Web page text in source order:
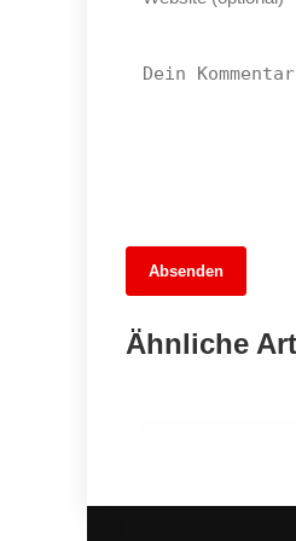
Absenden
Ähnliche
Füchse Berlin
doch SC